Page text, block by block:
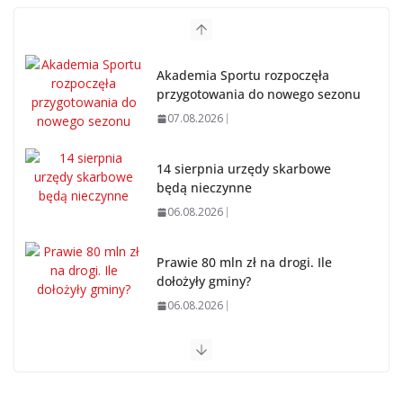
Akademia Sportu rozpoczęła
przygotowania do nowego sezonu
07.08.2026
14 sierpnia urzędy skarbowe
będą nieczynne
06.08.2026
Prawie 80 mln zł na drogi. Ile
dołożyły gminy?
06.08.2026
Szkoła we Władysławowie przechodzi modernizację